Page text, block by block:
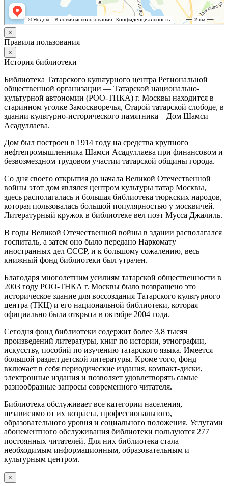
×
Правила пользования
×
История библиотеки
Библиотека Татарского культурного центра Региональной
общественной организации — Татарской национально-
культурной автономии (РОО-ТНКА) г. Москвы находится в
старинном уголке Замоскворечья, Старой татарской слободе, в
здании культурно-исторического памятника – Дом Шамси
Асадуллаева.
Дом был построен в 1914 году на средства крупного
нефтепромышленника Шамси Асадуллаева при финансовом и
безвозмездном трудовом участии татарской общины города.
Со дня своего открытия до начала Великой Отечественной
войны этот дом являлся центром культуры татар Москвы,
здесь располагалась и большая библиотека тюркских народов,
которая пользовалась большой популярностью у москвичей.
Литературный кружок в библиотеке вел поэт Мусса Джалиль.
В годы Великой Отечественной войны в здании располагался
госпиталь, а затем оно было передано Наркомату
иностранных дел СССР, и к большому сожалению, весь
книжный фонд библиотеки был утрачен.
Благодаря многолетним усилиям татарской общественности в
2003 году РОО-ТНКА г. Москвы было возвращено это
историческое здание для воссоздания Татарского культурного
центра (ТКЦ) и его национальной библиотеки, которая
официально была открыта в октябре 2004 года.
Сегодня фонд библиотеки содержит более 3,8 тысяч
произведений литературы, книг по истории, этнографии,
искусству, пособий по изучению татарского языка. Имеется
большой раздел детской литературы. Кроме того, фонд
включает в себя периодические издания, компакт-диски,
электронные издания и позволяет удовлетворять самые
разнообразные запросы современного читателя.
Библиотека обслуживает все категории населения,
независимо от их возраста, профессионального,
образовательного уровня и социального положения. Услугами
абонементного обслуживания библиотеки пользуются 277
постоянных читателей. Для них библиотека стала
необходимым информационным, образовательным и
культурным центром.
×